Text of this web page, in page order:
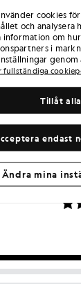
så många poäng!
köp.
GBP
din garderob.
cookies
och
information om
i
fullständiga
endast
Tillåt alla
Ändra mina